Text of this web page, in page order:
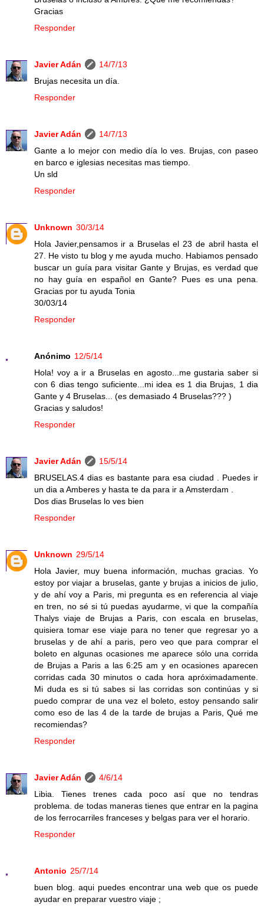
Gracias
Responder
Javier Adán
14/7/13
Brujas necesita un día.
Responder
Javier Adán
14/7/13
Gante a lo mejor con medio día lo ves. Brujas, con paseo
en barco e iglesias necesitas mas tiempo.
Un sld
Responder
Unknown 30/3/14
Hola Javier,pensamos ir a Bruselas el 23 de abril hasta el
27. He visto tu blog y me ayuda mucho. Habiamos pensado
buscar un guía para visitar Gante y Brujas, es verdad que
no hay guía en español en Gante? Pues es una pena.
Gracias por tu ayuda Tonia
30/03/14
Responder
Anónimo 12/5/14
Hola! voy a ir a Bruselas en agosto...me gustaria saber si
con 6 dias tengo suficiente...mi idea es 1 dia Brujas, 1 dia
Gante y 4 Bruselas... (es demasiado 4 Bruselas??? )
Gracias y saludos!
Responder
Javier Adán
15/5/14
BRUSELAS.4 dias es bastante para esa ciudad . Puedes ir
un dia a Amberes y hasta te da para ir a Amsterdam .
Dos dias Bruselas lo ves bien
Responder
Unknown 29/5/14
Hola Javier, muy buena información, muchas gracias. Yo
estoy por viajar a bruselas, gante y brujas a inicios de julio,
y de ahí voy a Paris, mi pregunta es en referencia al viaje
en tren, no sé si tú puedas ayudarme, vi que la compañía
Thalys viaje de Brujas a Paris, con escala en bruselas,
quisiera tomar ese viaje para no tener que regresar yo a
bruselas y de ahí a paris, pero veo que para comprar el
boleto en algunas ocasiones me aparece sólo una corrida
de Brujas a Paris a las 6:25 am y en ocasiones aparecen
corridas cada 30 minutos o cada hora apróximadamente.
Mi duda es si tú sabes si las corridas son continúas y si
puedo comprar de una vez el boleto, estoy pensando salir
como eso de las 4 de la tarde de brujas a Paris, Qué me
recomiendas?
Responder
Javier Adán
4/6/14
Libia. Tienes trenes cada poco así que no tendras
problema. de todas maneras tienes que entrar en la pagina
de los ferrocarriles franceses y belgas para ver el horario.
Responder
Antonio 25/7/14
buen blog. aqui puedes encontrar una web que os puede
ayudar en preparar vuestro viaje ;